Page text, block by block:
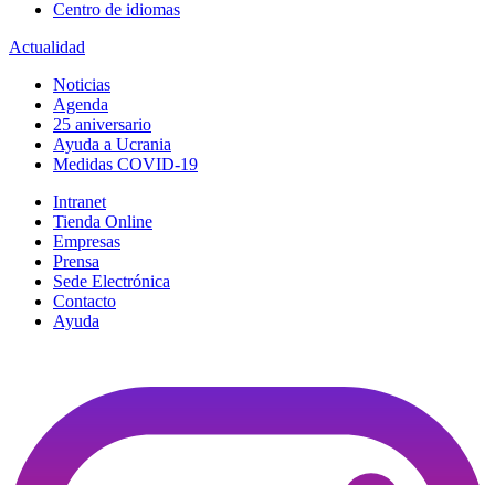
Centro de idiomas
Actualidad
Noticias
Agenda
25 aniversario
Ayuda a Ucrania
Medidas COVID-19
Intranet
Tienda Online
Empresas
Prensa
Sede Electrónica
Contacto
Ayuda